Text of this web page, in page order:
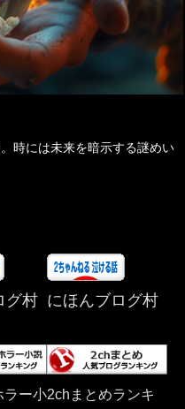
時には未来を暗示する謎めい
グ村 にほんブログ村
ラー小2chまとめランキ